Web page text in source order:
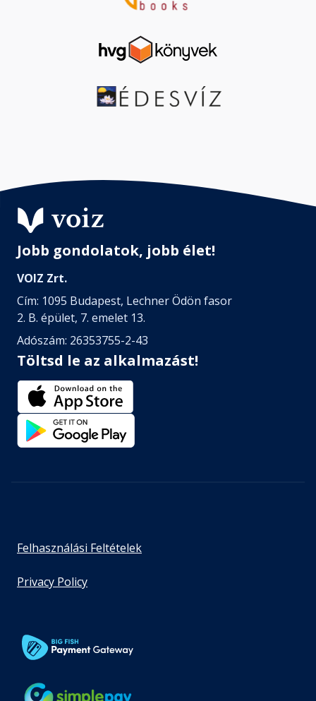
Jobb gondolatok, jobb élet!
VOIZ Zrt.
Cím: 1095 Budapest, Lechner Ödön fasor
2. B. épület, 7. emelet 13.
Adószám: 26353755-2-43
Töltsd le az alkalmazást!
Felhasználási Feltételek
Privacy Policy